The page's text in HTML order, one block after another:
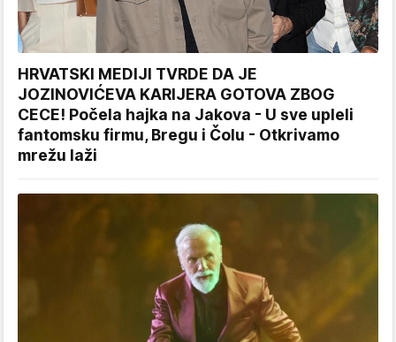
HRVATSKI MEDIJI TVRDE DA JE
JOZINOVIĆEVA KARIJERA GOTOVA ZBOG
CECE! Počela hajka na Jakova - U sve upleli
fantomsku firmu, Bregu i Čolu - Otkrivamo
mrežu laži